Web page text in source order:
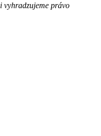
vyhradzujeme právo